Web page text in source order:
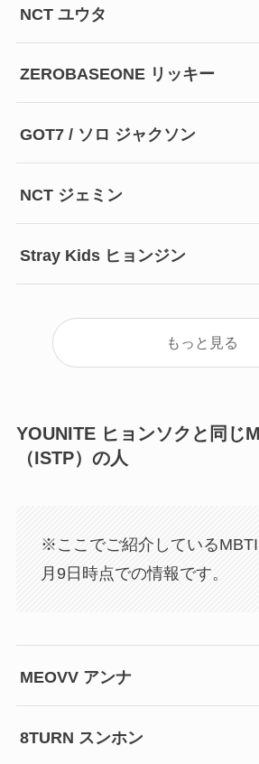
NCT ユウタ
ZEROBASEONE リッキー
GOT7 / ソロ ジャクソン
NCT ジェミン
Stray Kids ヒョンジン
もっと見る
YOUNITE ヒョンソクと同じ
（ISTP）の人
※ここでご紹介している
月9日時点での情報です。
MEOVV アンナ
8TURN スンホン